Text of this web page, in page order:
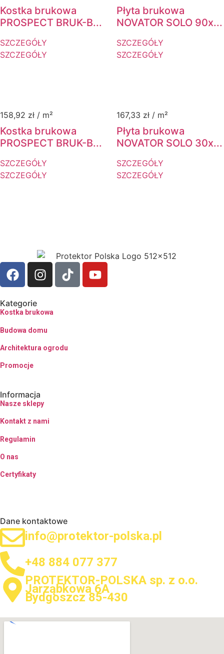
Kostka brukowa
PROSPECT BRUK-B...
SZCZEGÓŁY
SZCZEGÓŁY
Płyta brukowa
NOVATOR SOLO 90x...
SZCZEGÓŁY
SZCZEGÓŁY
158,92 zł / m²
Kostka brukowa
PROSPECT BRUK-B...
SZCZEGÓŁY
SZCZEGÓŁY
167,33 zł / m²
Płyta brukowa
NOVATOR SOLO 30x...
SZCZEGÓŁY
SZCZEGÓŁY
Kategorie
Kostka brukowa
Budowa domu
Architektura ogrodu
Promocje
Informacja
Nasze sklepy
Kontakt z nami
Regulamin
O nas
Certyfikaty
Dane kontaktowe
info@protektor-polska.pl
+48 884 077 377
PROTEKTOR-POLSKA sp. z o.o.
Jarząbkowa 6A
Bydgoszcz 85-430